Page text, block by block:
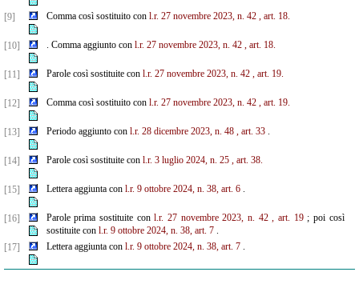
[9] Comma così sostituito con l.r. 27 novembre 2023, n. 42 , art. 18.
[10] . Comma aggiunto con l.r. 27 novembre 2023, n. 42 , art. 18.
[11] Parole così sostituite con l.r. 27 novembre 2023, n. 42 , art. 19.
[12] Comma così sostituito con l.r. 27 novembre 2023, n. 42 , art. 19.
[13] Periodo aggiunto con l.r. 28 dicembre 2023, n. 48 , art. 33.
[14] Parole così sostituite con l.r. 3 luglio 2024, n. 25 , art. 38.
[15] Lettera aggiunta con l.r. 9 ottobre 2024, n. 38, art. 6.
[16] Parole prima sostituite conl.r. 27 novembre 2023, n. 42 , art. 19; poi così
sostituite con l.r. 9 ottobre 2024, n. 38, art. 7.
[17]
Lettera aggiunta con l.r. 9 ottobre 2024, n. 38, art. 7.